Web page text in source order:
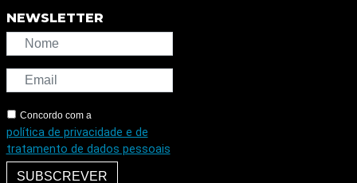
NEWSLETTER
Concordo com a
política de privacidade e de
tratamento de dados pessoais
SUBSCREVER